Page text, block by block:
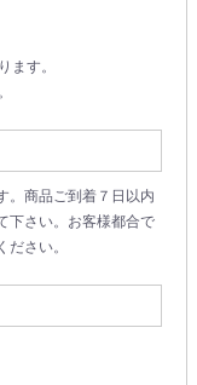
ます。
。商品ご到着７日以内
下さい。お客様都合で
さい。